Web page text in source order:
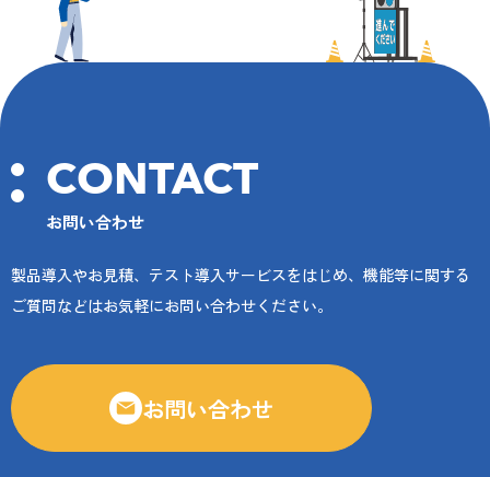
CONTACT
お問い合わせ
製品導入やお見積、テスト導入サービスをはじめ、機能等に関する
ご質問などはお気軽にお問い合わせください。
お問い合わせ